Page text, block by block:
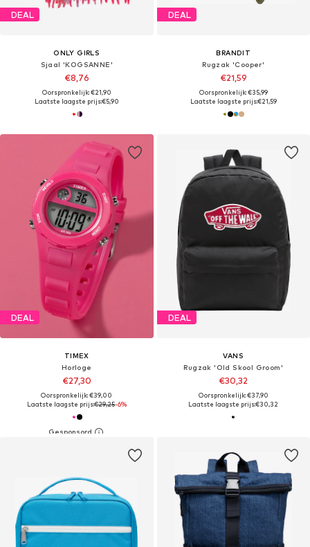
DEAL
ONLY GIRLS
Sjaal 'KOGSANNE'
€8,76
Oorspronkelijk: €21,90
Laatste laagste prijs:€5,90
DEAL
BRANDIT
Rugzak 'Cooper'
€21,59
Oorspronkelijk: €35,99
Laatste laagste prijs:€21,59
DEAL
TIMEX
Horloge
€27,30
Oorspronkelijk: €39,00
Laatste laagste prijs:€29,25-6%
DEAL
VANS
Rugzak 'Old Skool Groom'
€30,32
Oorspronkelijk: €37,90
Laatste laagste prijs:€30,32